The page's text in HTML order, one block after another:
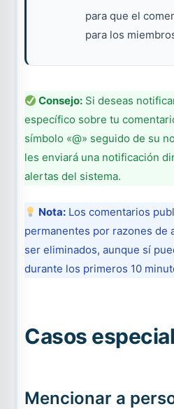
para que el
para los
Consejo: Si deseas
específico sobre tu
símbolo «@» seguido de su
les enviará una notificación
alertas del sistema.
Nota: Los comentarios
permanentes por razones de
ser eliminados, aunque sí
durante los primeros 10
Casos
Mencionar a